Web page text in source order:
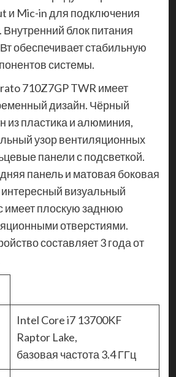
и Mic-in для подключения
Внутренний блок питания
обеспечивает стабильную
системы.
710Z7GP TWR имеет
дизайн. Чёрный
из пластика и алюминия,
узор вентиляционных
панели с подсветкой.
панель и матовая боковая
визуальный
имеет плоскую заднюю
отверстиями.
составляет 3 года от
Intel Core i7 13700KF
Raptor Lake,
базовая частота 3.4 ГГц